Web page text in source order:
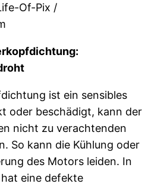
Of-Pix /
ist ein sensibles
oder beschädigt, kann der
nicht zu verachtenden
So kann die Kühlung oder
des Motors leiden. In
eine defekte